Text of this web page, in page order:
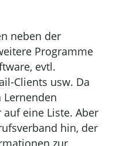
neben der
Programme
evtl.
Clients usw. Da
Lernenden
eine Liste. Aber
hin, der
zur